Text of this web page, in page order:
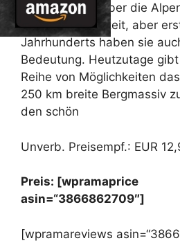
Handelswege über die
aus der Bronzezeit, aber
Jahrhunderts haben sie
Bedeutung. Heutzutage
Reihe von Möglichkeiten
250 km breite Bergmassiv
den schön
Unverb. Preisempf.: EUR
Preis: [wpramaprice
asin=“3866862709″]
[wpramareviews